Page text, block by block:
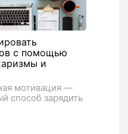
с помощью
и
мотивация —
способ зарядить